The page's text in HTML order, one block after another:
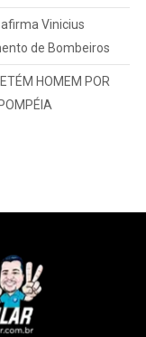
Vinicius
de Bombeiros
HOMEM POR